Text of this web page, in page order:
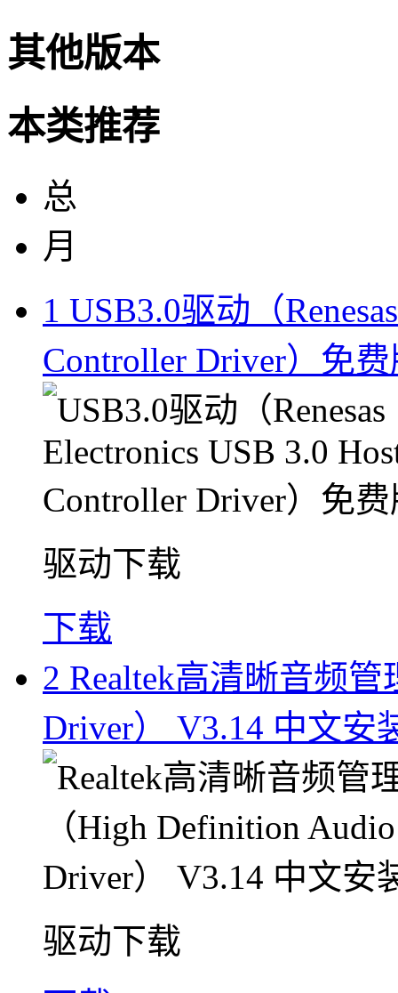
其他版本
本类推荐
总
月
1 USB3.0驱动（
Controller Driver）免
驱动下载
下载
2 Realtek高清晰音频
Driver） V3.14 中文安
驱动下载